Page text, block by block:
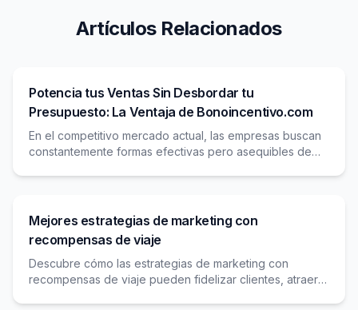
Artículos Relacionados
Potencia tus Ventas Sin Desbordar tu
Presupuesto: La Ventaja de Bonoincentivo.com
En el competitivo mercado actual, las empresas buscan
constantemente formas efectivas pero asequibles de
Mejores estrategias de marketing con
recompensas de viaje
Descubre cómo las estrategias de marketing con
recompensas de viaje pueden fidelizar clientes, atraer